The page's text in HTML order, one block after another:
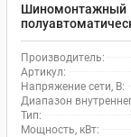
Шиномонтажный
станок EQFS ES-
грузового
Производитель:
Артикул:
Напряжение сети, В:
Диапазон
Тип:
Мощность, кВт: